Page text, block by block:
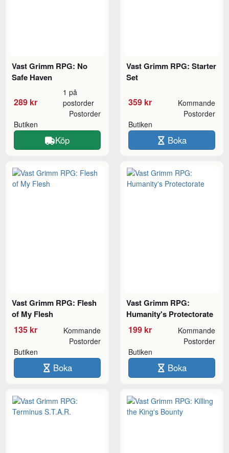
Vast Grimm RPG: No
Safe Haven
289 kr
1 på
postorder
Butiken
Postorder
Köp
Vast Grimm RPG: Starter
Set
359 kr Kommande
Butiken
Postorder
Boka
Vast Grimm RPG: Flesh
of My Flesh
135 kr Kommande
Butiken
Postorder
Boka
Vast Grimm RPG:
Humanity's Protectorate
199 kr Kommande
Butiken
Postorder
Boka